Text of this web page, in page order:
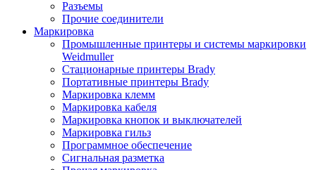
Разъемы
Прочие соединители
Маркировка
Промышленные принтеры и системы маркировки
Weidmuller
Стационарные принтеры Brady
Портативные принтеры Brady
Маркировка клемм
Маркировка кабеля
Маркировка кнопок и выключателей
Маркировка гильз
Программное обеспечение
Сигнальная разметка